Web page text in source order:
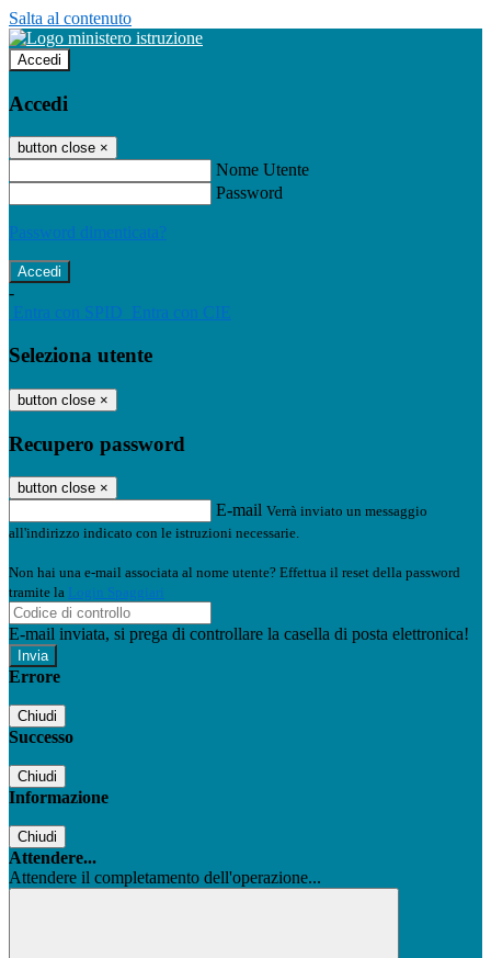
Salta al contenuto
Accedi
Accedi
button close ×
Nome Utente
Password
Password dimenticata?
-
Entra con SPID Entra con CIE
Seleziona utente
button close ×
Recupero password
button close ×
E-mail Verrà inviato un messaggio
all'indirizzo indicato con le istruzioni necessarie.
Non hai una e-mail associata al nome utente? Effettua il reset della password
tramite la Login Spaggiari
E-mail inviata, si prega di controllare la casella di posta elettronica!
Errore
Chiudi
Successo
Chiudi
Informazione
Chiudi
Attendere...
Attendere il completamento dell'operazione...